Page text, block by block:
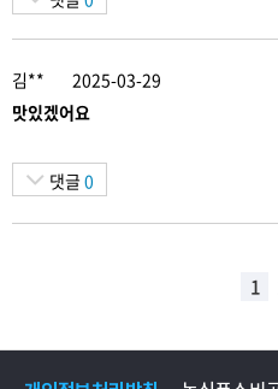
김**
2025-03-29
맛있겠어요
댓글 0
1